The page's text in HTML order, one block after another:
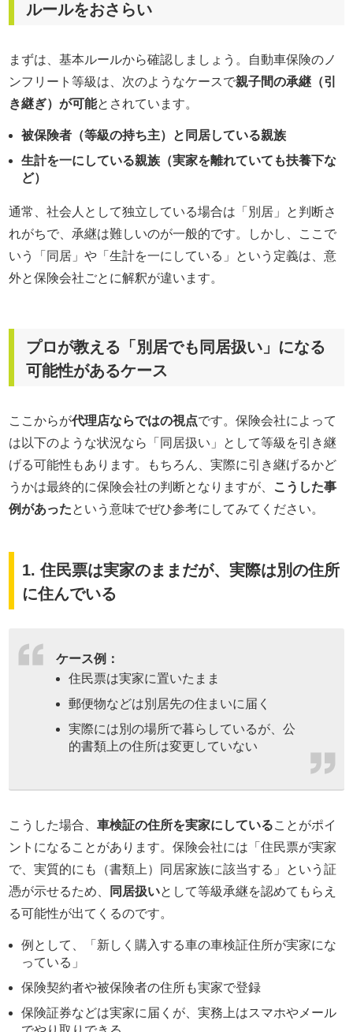
ルールをおさらい
まずは、基本ルールから確認しましょう。自動車保険のノ
ンフリート等級は、次のようなケースで親子間の承継（引
き継ぎ）が可能とされています。
被保険者（等級の持ち主）と同居している親族
生計を一にしている親族（実家を離れていても扶養下な
ど）
通常、社会人として独立している場合は「別居」と判断さ
れがちで、承継は難しいのが一般的です。しかし、ここで
いう「同居」や「生計を一にしている」という定義は、意
外と保険会社ごとに解釈が違います。
プロが教える「別居でも同居扱い」になる
可能性があるケース
ここからが代理店ならではの視点です。保険会社によって
は以下のような状況なら「同居扱い」として等級を引き継
げる可能性もあります。もちろん、実際に引き継げるかど
うかは最終的に保険会社の判断となりますが、
こうした事
例があったという意味でぜひ参考にしてみてください。
1. 住民票は実家のままだが、実際は別の住所
に住んでいる
ケース例：
住民票は実家に置いたまま
郵便物などは別居先の住まいに届く
実際には別の場所で暮らしているが、公
的書類上の住所は変更していない
こうした場合、車検証の住所を実家にしていることがポイ
ントになることがあります。保険会社には「住民票が実家
で、実質的にも（書類上）同居家族に該当する」という証
憑が示せるため、
同居扱いとして等級承継を認めてもらえ
る可能性が出てくるのです。
例として、「新しく購入する車の車検証住所が実家にな
っている」
保険契約者や被保険者の住所も実家で登録
保険証券などは実家に届くが、実務上はスマホやメール